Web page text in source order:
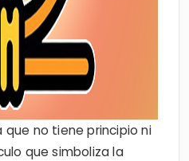
que no tiene principio ni
que simboliza la